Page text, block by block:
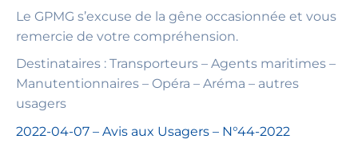
Le GPMG s’excuse de la gêne occasionnée et vous
remercie de votre compréhension.
Destinataires : Transporteurs – Agents maritimes –
Manutentionnaires – Opéra – Aréma – autres
usagers
2022-04-07 – Avis aux Usagers – N°44-2022